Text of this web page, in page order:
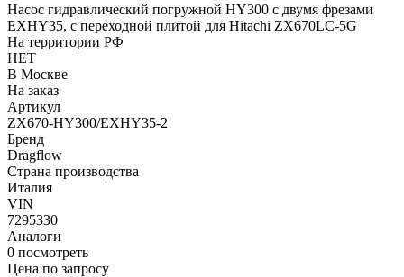
Насос гидравлический погружной HY300 c двумя фрезами
EXHY35, с переходной плитой для Hitachi ZX670LC-5G
На территории РФ
НЕТ
В Москве
На заказ
Артикул
ZX670-HY300/EXHY35-2
Бренд
Dragflow
Страна производства
Италия
VIN
7295330
Аналоги
0 посмотреть
Цена по запросу